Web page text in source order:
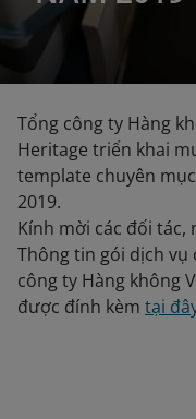
Tổng công ty Hàng
Heritage triển khai
template chuyên
2019.
Kính mời các đối tác,
Thông tin gói dịch
công ty Hàng không
được đính kèm tại